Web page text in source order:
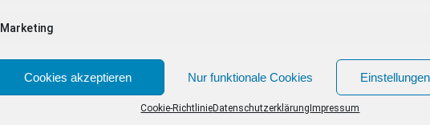
Marketing
Cookies akzeptieren Nur funktionale Cookies
Cookie-RichtlinieDatenschutzerklärung Impressum